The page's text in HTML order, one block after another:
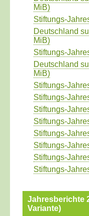
MiB)
Stiftungs-
Deutschland
MiB)
Stiftungs-
Deutschland
MiB)
Stiftungs-
Stiftungs-
Stiftungs-
Stiftungs-
Stiftungs-
Stiftungs-
Stiftungs-
Stiftungs-
Jahresberichte
Variante)